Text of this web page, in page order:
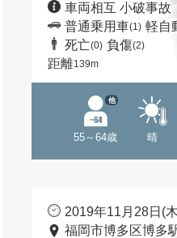
車両相互 小破事故
普通乗用車(1) 軽自
死亡(0) 負傷(2)
距離139m
55～64歳
他
晴
2019年11月28日(
福岡市博多区博多